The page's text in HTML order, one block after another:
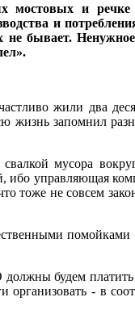
мостовых и
и
бывает.
жили два
жизнь запомнил
мусора
управляющая
тоже не совсем
помойками
будем платить
- в